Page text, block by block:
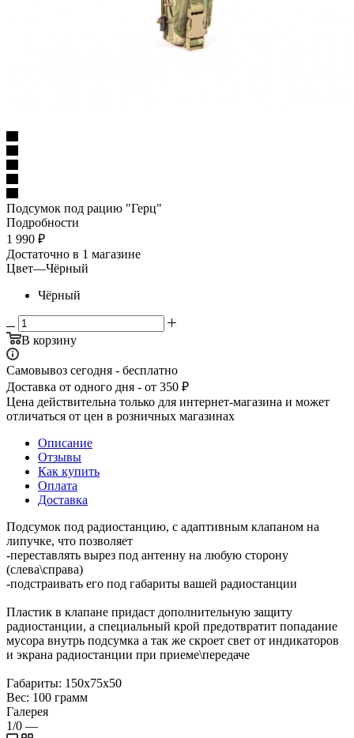
Подсумок под рацию "Герц"
Подробности
1 990 ₽
Достаточно в 1 магазине
Цвет—Чёрный
Чёрный
В корзину
Самовывоз сегодня - бесплатно
Доставка от одного дня - от 350 ₽
Цена действительна только для интернет-магазина и может
отличаться от цен в розничных магазинах
Описание
Отзывы
Как купить
Оплата
Доставка
Подсумок под радиостанцию, с адаптивным клапаном на
липучке, что позволяет
-переставлять вырез под антенну на любую сторону
(слева\справа)
-подстраивать его под габариты вашей радиостанции
Пластик в клапане придаст дополнительную защиту
радиостанции, а специальный крой предотвратит попадание
мусора внутрь подсумка а так же скроет свет от индикаторов
и экрана радиостанции при приеме\передаче
Габариты: 150х75х50
Вес: 100 грамм
Галерея
1/0 —